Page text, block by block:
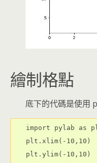
繪制格點
底下的代碼是使用
import pylab as
plt.xlim(-10,10)
plt.ylim(-10,10)